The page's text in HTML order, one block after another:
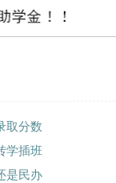
取分数
学插班
是民办